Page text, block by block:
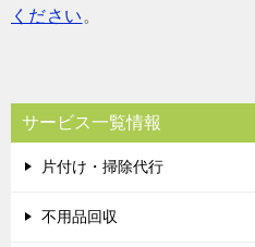
ください 。
サービス一覧情報
片付け・掃除代行
不用品回収